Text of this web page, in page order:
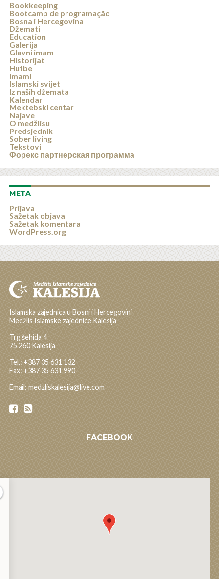
Bookkeeping
Bootcamp de programação
Bosna i Hercegovina
Džemati
Education
Galerija
Glavni imam
Historijat
Hutbe
Imami
Islamski svijet
Iz naših džemata
Kalendar
Mektebski centar
Najave
O medžlisu
Predsjednik
Sober living
Tekstovi
Форекс партнерская программа
META
Prijava
Sažetak objava
Sažetak komentara
WordPress.org
Islamska zajednica u Bosni i Hercegovini
Medžlis Islamske zajednice Kalesija
Trg šehida 4
75 260 Kalesija
Tel.: +387 35 631 132
Fax: +387 35 631 990
Email: medzliskalesija@live.com
FACEBOOK